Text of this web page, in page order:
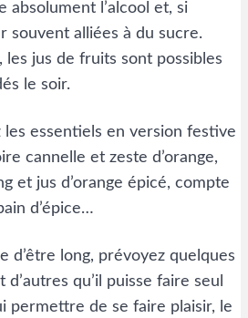
absolument l’alcool et, si
souvent alliées à du sucre.
les jus de fruits sont possibles
le soir.
les essentiels en version festive
cannelle et zeste d’orange,
et jus d’orange épicé, compte
d’épice…
d’être long, prévoyez quelques
qu’il puisse faire seul
permettre de se faire plaisir, le